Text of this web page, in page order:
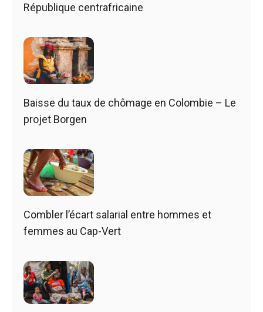
République centrafricaine
Baisse du taux de chômage en Colombie – Le
projet Borgen
Combler l’écart salarial entre hommes et
femmes au Cap-Vert